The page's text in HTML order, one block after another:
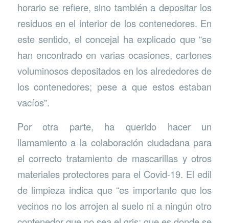
horario se refiere, sino también a depositar los
residuos en el interior de los contenedores. En
este sentido, el concejal ha explicado que “se
han encontrado en varias ocasiones, cartones
voluminosos depositados en los alrededores de
los contenedores; pese a que estos estaban
vacíos”.
Por otra parte, ha querido hacer un
llamamiento a la colaboración ciudadana para
el correcto tratamiento de mascarillas y otros
materiales protectores para el Covid-19. El edil
de limpieza indica que “es importante que los
vecinos no los arrojen al suelo ni a ningún otro